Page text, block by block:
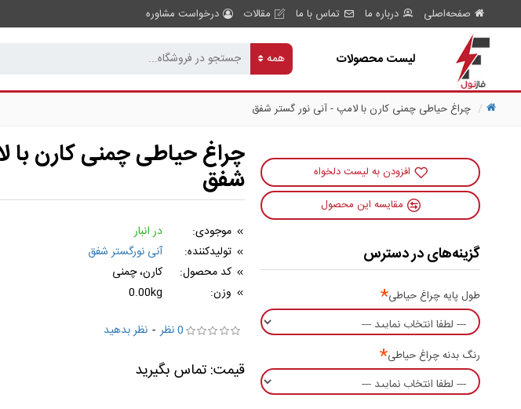
صفحه‌اصلی درباره ما تماس با ما مقالات درخواست مشاوره
لیست محصولات همه
چراغ حیاطی چمنی کارن با لامپ - آنی نور گستر شفق
گزینه‌های در دسترس
طول پایه چراغ حیاطی
رنگ بدنه چراغ حیاطی
افزودن به لیست دلخواه
مقایسه این محصول
چراغ حیاطی چمنی کارن با
شفق
موجودی:
در انبار
تولیدکننده:
آنی نورگستر شفق
کد محصول:
کارن، چمنی
وزن:
0.00kg
0 نظر
- نظر بدهید